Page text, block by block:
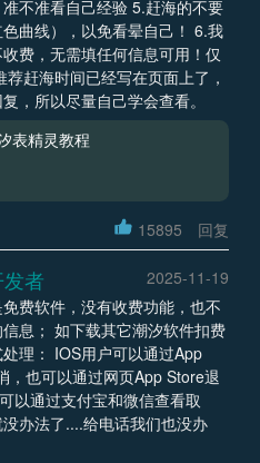
不准看自己经验 5.赶海的不要
曲线），以免看晕自己！ 6.我
费，无需填任何信息可用！仅
赶海时间已经写在页面上了，
，所以尽量自己学会查看。
表精灵教程
15895 回复
者
2025-11-19
费软件，没有收费功能，也不
息； 如下载其它潮汐软件扣费
理： IOS用户可以通过App
，也可以通过网页App Store退
以通过支付宝和微信查看取
办法了....给电话我们也没办